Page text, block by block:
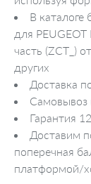
В каталоге
для
часть (ZCT_)
других
Доставка
Самовывоз
Гарантия
Доставим
поперечная
платформой/